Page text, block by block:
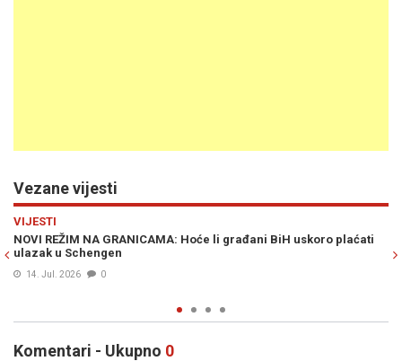
Vezane vijesti
plaćati
DRAMA NA GRANICI S HRVATSKOM: Revoltirani mještani
cestu, zbog schengenskih pravila odsječeni od posla,
Komentari - Ukupno 0